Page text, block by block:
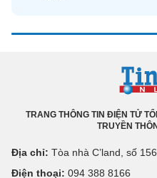
TRANG THÔNG TIN ĐIỆN TỬ
TRUYỀN
Địa chỉ: Tòa nhà C’land, số
Điện thoại: 094 388 8166